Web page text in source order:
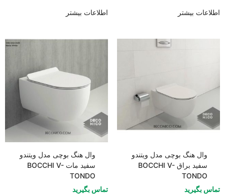
اطلاعات بیشتر اطلاعات بیشتر
وال هنگ بوچی مدل ویتندو
سفید براق BOCCHI V-
TONDO
تماس بگیرید
وال هنگ بوچی مدل ویتندو
سفید مات BOCCHI V-
TONDO
تماس بگیرید